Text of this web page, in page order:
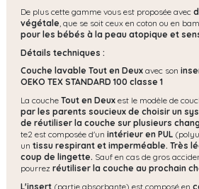
De plus cette gamme vous est proposée avec
végétale, que se soit ceux en coton ou en
pour les bébés à la peau atopique et
Détails techniques :
Couche lavable Tout en Deux avec son
OEKO TEX STANDARD 100 classe 1
La couche Tout en Deux est le modèle de
par les parents soucieux de choisir un
de réutiliser la couche sur plusieurs
te2 est composée d'un intérieur en PUL
un tissu respirant et imperméable. Très
coup de lingette. Sauf en cas de gros
pourrez réutiliser la couche au prochain
L'insert (partie absorbante) est composé en